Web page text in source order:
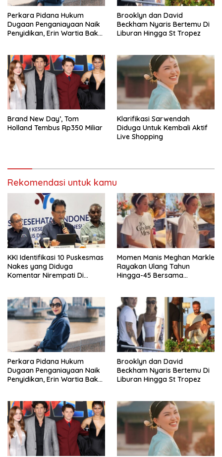
Perkara Pidana Hukum
Dugaan Penganiayaan Naik
Penyidikan, Erin Wartia Bakal
Brooklyn dan David
Beckham Nyaris Bertemu Di
Liburan Hingga St Tropez
Brand New Day’, Tom
Holland Tembus Rp350 Miliar
Klarifikasi Sarwendah
Diduga Untuk Kembali Aktif
Live Shopping
Rekomendasi untuk kamu
KKI Identifikasi 10 Puskesmas
Nakes yang Diduga
Komentar Nirempati Di
Momen Manis Meghan Markle
Rayakan Ulang Tahun
Hingga-45 Bersama
Perkara Pidana Hukum
Dugaan Penganiayaan Naik
Penyidikan, Erin Wartia Bakal
Brooklyn dan David
Beckham Nyaris Bertemu Di
Liburan Hingga St Tropez